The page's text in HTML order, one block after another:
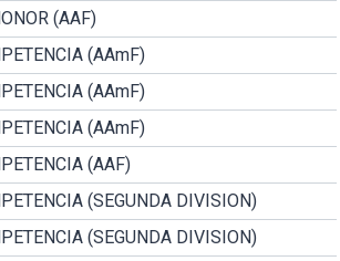
(AAF)
(AAmF)
(AAmF)
(AAmF)
(AAF)
(SEGUNDA DIVISION)
(SEGUNDA DIVISION)